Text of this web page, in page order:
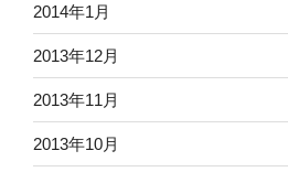
2014年1月
2013年12月
2013年11月
2013年10月